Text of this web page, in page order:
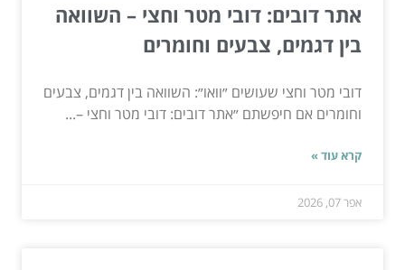
אתר דובים: דובי מטר וחצי – השוואה
בין דגמים, צבעים וחומרים
דובי מטר וחצי שעושים ״וואו״: השוואה בין דגמים, צבעים
וחומרים אם חיפשתם ״אתר דובים: דובי מטר וחצי –...
קרא עוד »
אפר 07, 2026